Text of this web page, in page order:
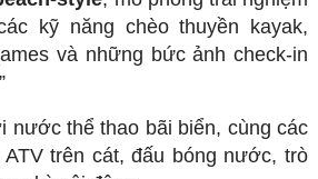
kỹ năng chèo thuyền kayak,
và những bức ảnh check‑in
nước thể thao bãi biển, cùng các
trên cát, đấu bóng nước, trò